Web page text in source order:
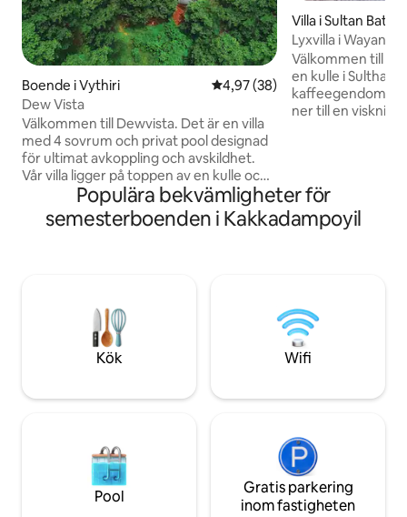
Boende i Vythiri 4,97 av 5 i genomsnittligt
4,97 (38)
Dew Vista
Välkommen till Dewvista. Det är en villa
med 4 sovrum och privat pool designad
för ultimat avkoppling och avskildhet.
Vår villa ligger på toppen av en kulle och
erbjuder en fantastisk utsikt över det
omgivande landskapet från varje rum,
vilket fördjupar dig i skönheten i
fantastisk utsikt. Villans höjdpunkt är
utan tvekan den privata poolen, som
erbjuder uppfriskande simningar.....
Villa i Sultan
Lyxvilla i
trädgård
Välkommen till
en kulle i Sulthan
kaffeegendom.
ner till en
fullständig
bekvämligheten
utrymmen som
Populära bekvämligheter för
semesterboenden i Kakkadampoyil
Kök Wifi
Pool
Gratis parkering
inom fastigheten